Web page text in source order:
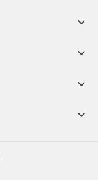



